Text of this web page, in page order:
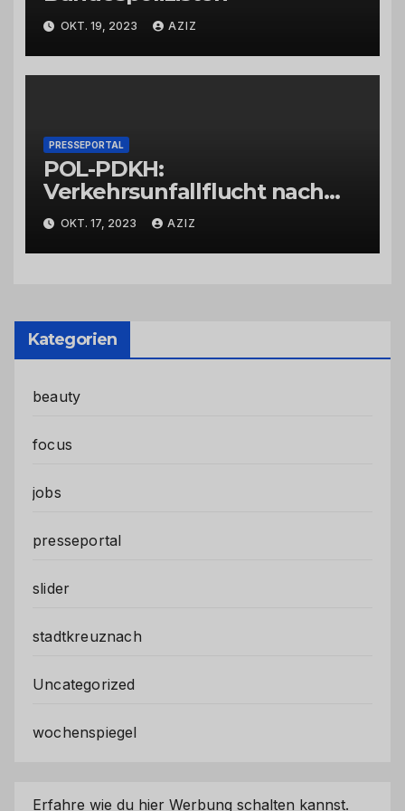
OKT. 19, 2023 AZIZ
PRESSEPORTAL
POL-PDKH:
Verkehrsunfallflucht nach
Abbiegevorgang
OKT. 17, 2023 AZIZ
Kategorien
beauty
focus
jobs
presseportal
slider
stadtkreuznach
Uncategorized
wochenspiegel
Erfahre wie du hier Werbung schalten kannst.